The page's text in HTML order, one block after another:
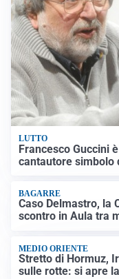
LUTTO
Francesco Guccini
cantautore simbolo
BAGARRE
Caso Delmastro, la
scontro in Aula tra
MEDIO ORIENTE
Stretto di Hormuz,
sulle rotte: si apre